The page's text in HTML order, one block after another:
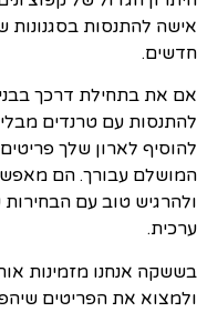
אישה להתנסות בסגנונות
חדשים.
אם את בתחילת דרכך
להתנסות עם טרנדים
להוסיף לארון שלך
המושלם עבורך. הם
ולהרגיש טוב עם הבחירות
ערכית.
בששקה אנחנו מזמינות
ולמצוא את הפריטים